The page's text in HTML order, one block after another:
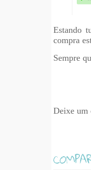
Estando
compra
Sempre
Deixe um